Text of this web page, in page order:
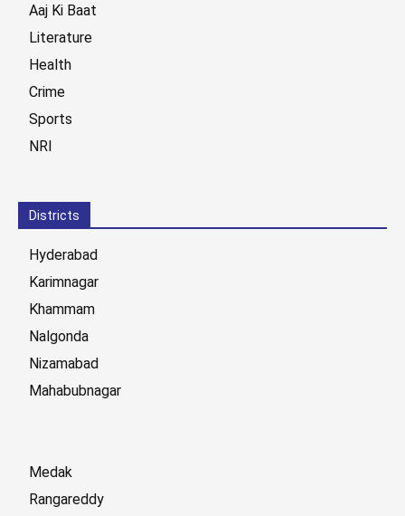
Aaj Ki Baat
Literature
Health
Crime
Sports
NRI
Districts
Hyderabad
Karimnagar
Khammam
Nalgonda
Nizamabad
Mahabubnagar
Medak
Rangareddy